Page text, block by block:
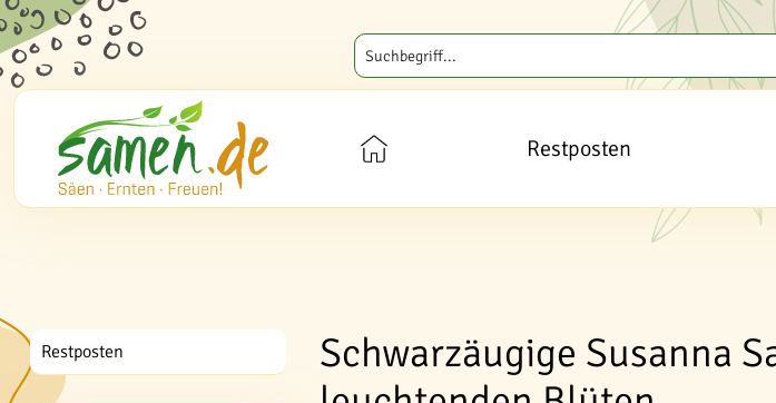
Restposten
Restposten
Schwarzäugige Susanna